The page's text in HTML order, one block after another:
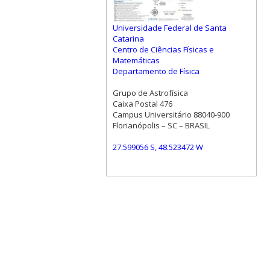
Universidade Federal de Santa
Catarina
Centro de Ciências Físicas e
Matemáticas
Departamento de Física
Grupo de Astrofísica
Caixa Postal 476
Campus Universitário 88040-900
Florianópolis – SC – BRASIL
27.599056 S, 48.523472 W